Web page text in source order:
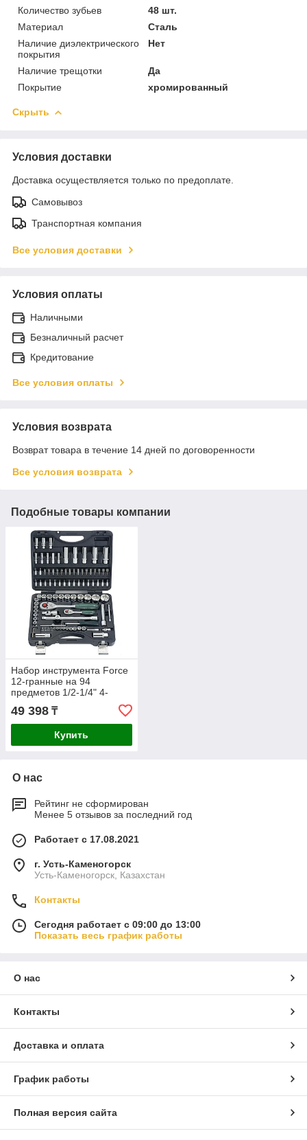
Количество зубьев
48 шт.
Материал
Сталь
Наличие диэлектрического
покрытия
Нет
Наличие трещотки
Да
Покрытие
хромированный
Скрыть
Условия доставки
Доставка осуществляется только по предоплате.
Самовывоз
Транспортная компания
Все условия доставки
Условия оплаты
Наличными
Безналичный расчет
Кредитование
Все условия оплаты
Условия возврата
Возврат товара в течение 14 дней по договоренности
Все условия возврата
Подобные товары компании
Набор инструмента Force
12-гранные на 94
предметов 1/2-1/4" 4-
32мм 4941R-9
49 398 ₸
Купить
О нас
Рейтинг не сформирован
Менее 5 отзывов за последний год
Работает с 17.08.2021
г. Усть-Каменогорск
Усть-Каменогорск, Казахстан
Контакты
Сегодня работает с 09:00 до 13:00
Показать весь график работы
О нас
Контакты
Доставка и оплата
График работы
Полная версия сайта